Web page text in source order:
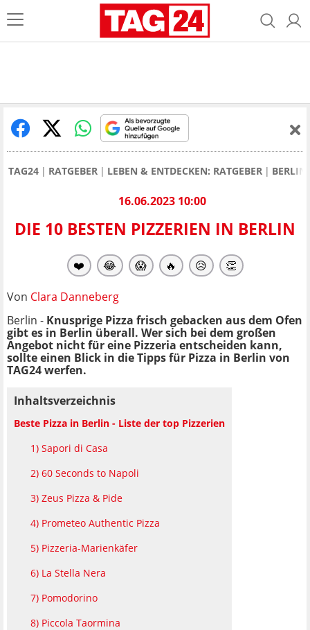
TAG24 RATGEBER LEBEN & ENTDECKEN: RATGEBER BERLIN
16.06.2023 10:00
DIE 10 BESTEN PIZZERIEN IN BERLIN
❤️ 😂 😱 🔥 😥 👏
Von Clara Danneberg
Berlin - Knusprige Pizza frisch gebacken aus dem Ofen
gibt es in Berlin überall. Wer sich bei dem großen
Angebot nicht für eine Pizzeria entscheiden kann,
sollte einen Blick in die Tipps für Pizza in Berlin von
TAG24 werfen.
Inhaltsverzeichnis
Beste Pizza in Berlin - Liste der top Pizzerien
1) Sapori di Casa
2) 60 Seconds to Napoli
3) Zeus Pizza & Pide
4) Prometeo Authentic Pizza
5) Pizzeria-Marienkäfer
6) La Stella Nera
7) Pomodorino
8) Piccola Taormina